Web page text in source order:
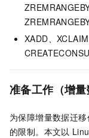
XADD、
准备工作（增量
为保障增量数据迁
的限制。本文以